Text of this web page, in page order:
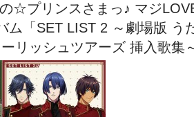
☆プリンスさまっ♪ マジ
ム「SET LIST 2 ～劇場版
リッシュツアーズ 挿入歌集